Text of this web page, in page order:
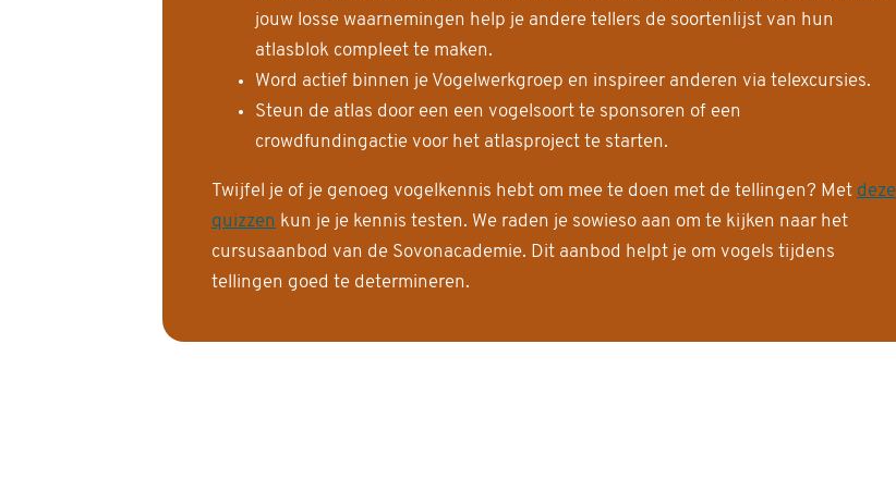
jouw losse waarnemingen help je andere tellers de soortenlijst van hun
atlasblok compleet te maken.
Word actief binnen je Vogelwerkgroep en inspireer anderen via telexcursies.
Steun de atlas door een een vogelsoort te sponsoren of een
crowdfundingactie voor het atlasproject te starten.
Twijfel je of je genoeg vogelkennis hebt om mee te doen met de tellingen? Met deze
quizzen kun je je kennis testen. We raden je sowieso aan om te kijken naar het
cursusaanbod van de Sovonacademie. Dit aanbod helpt je om vogels tijdens
tellingen goed te determineren.